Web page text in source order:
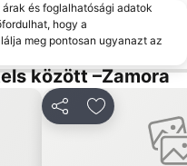
és foglalhatósági adatok
hogy a
meg pontosan ugyanazt az
között –Zamora
MegosztásHozzáadás